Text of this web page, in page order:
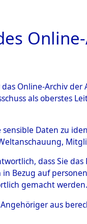
Online-Archiv
als oberstes
sensible Daten zu
dass Sie
Bezug auf
gemacht werden.
Angehöriger aus